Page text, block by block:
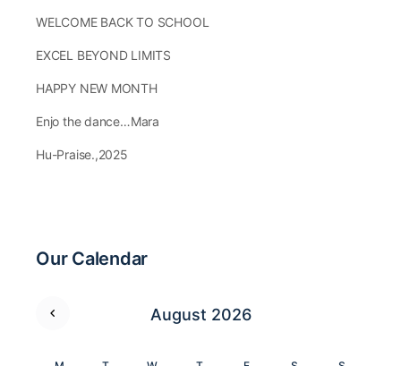
WELCOME BACK TO SCHOOL
EXCEL BEYOND LIMITS
HAPPY NEW MONTH
Enjo the dance…Mara
Hu-Praise.,2025
Our Calendar
August 2026